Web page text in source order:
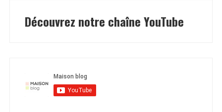
Découvrez notre chaîne YouTube